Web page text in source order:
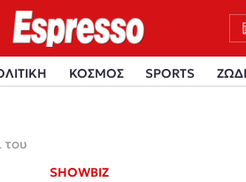
ΚΟΣΜΟΣ SPORTS
του
SHOWBIZ